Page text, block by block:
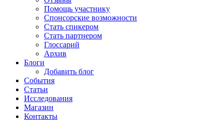
Помощь участнику
Спонсорские возможности
Стать спикером
Стать партнером
Глоссарий
Архив
Блоги
Добавить блог
События
Статьи
Исследования
Магазин
Контакты